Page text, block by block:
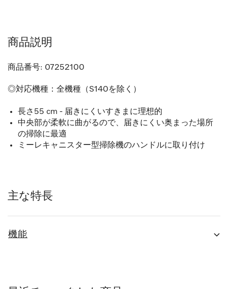
商品説明
商品番号: 07252100
◎対応機種：全機種（S140を除く）
長さ55 cm - 届きにくいすきまに理想的
中央部が柔軟に曲がるので、届きにくい奥まった場所
の掃除に最適
ミーレキャニスター型掃除機のハンドルに取り付け
主な特長
機能